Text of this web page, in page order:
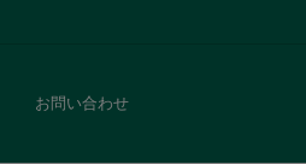
お問い合わせ